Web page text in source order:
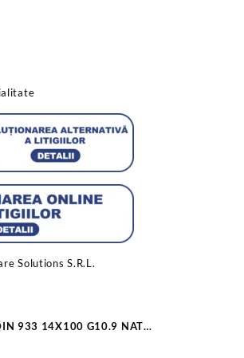
Solutions S.R.L.
933 14X100 G10.9 NAT